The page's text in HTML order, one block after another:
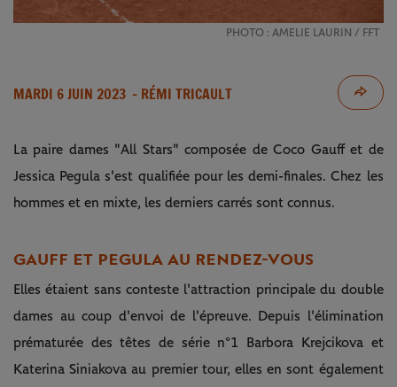
PHOTO : AMELIE LAURIN / FFT
MARDI 6 JUIN 2023 - RÉMI TRICAULT
La paire dames "All Stars" composée de Coco Gauff et de
Jessica Pegula s'est qualifiée pour les demi-finales. Chez les
hommes et en mixte, les derniers carrés sont connus.
GAUFF ET PEGULA AU RENDEZ-VOUS
Elles étaient sans conteste l'attraction principale du double
dames au coup d'envoi de l'épreuve. Depuis l'élimination
prématurée des têtes de série n°1 Barbora Krejcikova et
Katerina Siniakova au premier tour, elles en sont également